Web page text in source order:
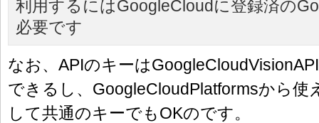
利用するにはGoogleCloudに登録済の
必要です
なお、APIのキーは
できるし、GoogleCloudPlatformsから使
して共通のキーでもOKのです。